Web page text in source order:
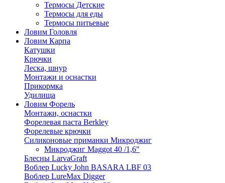
Термосы Детские
Термосы для еды
Термосы питьевые
Ловим Головля
Ловим Карпа
Катушки
Крючки
Леска, шнур
Монтажи и оснастки
Прикормка
Удилища
Ловим Форель
Монтажи, оснастки
Форелевая паста Berkley
Форелевые крючки
Силиконовые приманки Микроджиг
Микроджиг Maggot 40 /1,6"
Блесны LarvaGraft
Воблер Lucky John BASARA LBF 03
Воблер LureMax Digger